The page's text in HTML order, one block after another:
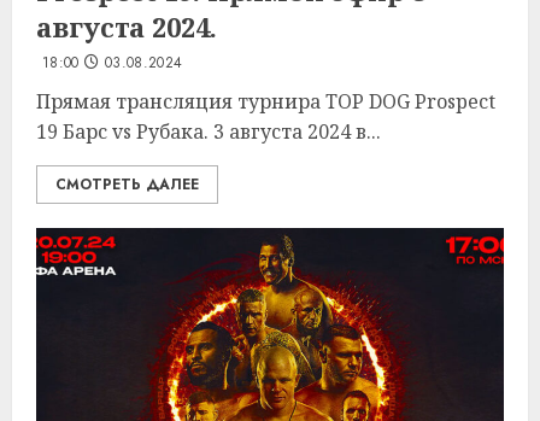
августа 2024.
18:00 03.08.2024
Прямая трансляция турнира TOP DOG Prospect
19 Барс vs Рубака. 3 августа 2024 в...
СМОТРЕТЬ ДАЛЕЕ